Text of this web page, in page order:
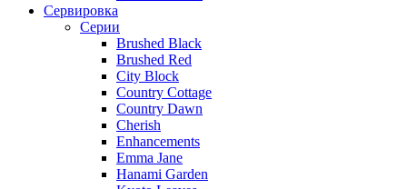
Сервировка
Серии
Brushed Black
Brushed Red
City Block
Country Cottage
Country Dawn
Cherish
Enhancements
Emma Jane
Hanami Garden